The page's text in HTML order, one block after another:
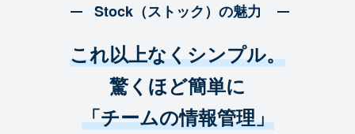
Stock（ストック）の魅力
これ以上なくシンプル。
驚くほど簡単に
「チームの情報管理」